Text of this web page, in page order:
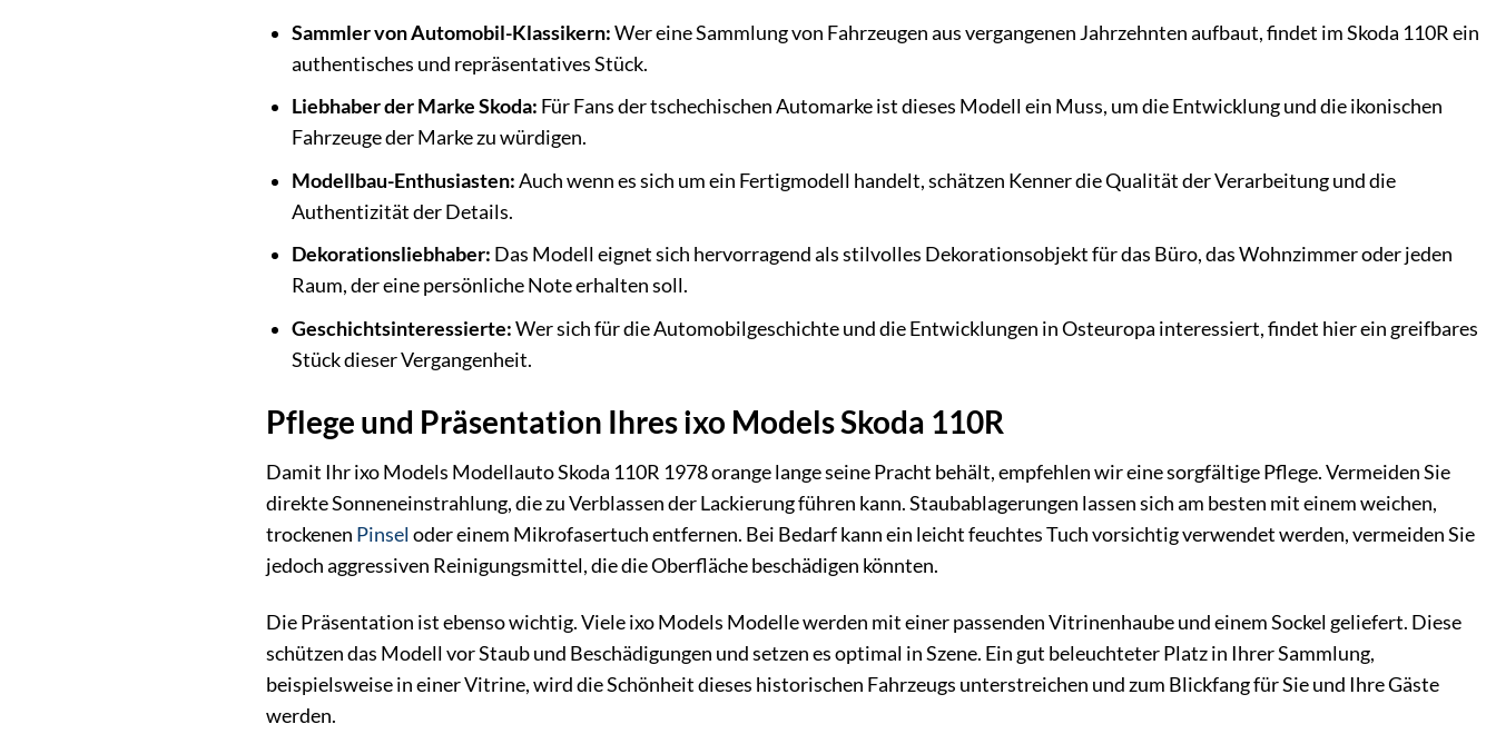
Sammler von Automobil-Klassikern:Wer eine Sammlung von Fahrzeugen aus vergangenen Jahrzehnten aufbaut, findet im Skoda 110R ein
authentisches und repräsentatives Stück.
Liebhaber der Marke Skoda: Für Fans der tschechischen Automarke ist dieses Modell ein Muss, um die Entwicklung und die ikonischen
Fahrzeuge der Marke zu würdigen.
Modellbau-Enthusiasten:Auch wenn es sich um ein Fertigmodell handelt, schätzen Kenner die Qualität der Verarbeitung und die
Authentizität der Details.
Dekorationsliebhaber: Das Modell eignet sich hervorragend als stilvolles Dekorationsobjekt für das Büro, das Wohnzimmer oder jeden
Raum, der eine persönliche Note erhalten soll.
Geschichtsinteressierte:Wer sich für die Automobilgeschichte und die Entwicklungen in Osteuropa interessiert, findet hier ein greifbares
Stück dieser Vergangenheit.
Pflege und Präsentation Ihres ixo Models Skoda 110R
Damit Ihr ixo Models Modellauto Skoda 110R 1978 orange lange seine Pracht behält, empfehlen wir eine sorgfältige Pflege. Vermeiden Sie
direkte Sonneneinstrahlung, die zu Verblassen der Lackierung führen kann. Staubablagerungen lassen sich am besten mit einem weichen,
trockenen Pinseloder einem Mikrofasertuch entfernen. Bei Bedarf kann ein leicht feuchtes Tuch vorsichtig verwendet werden, vermeiden Sie
jedoch aggressiven Reinigungsmittel, die die Oberfläche beschädigen könnten.
Die Präsentation ist ebenso wichtig. Viele ixo Models Modelle werden mit einer passenden Vitrinenhaube und einem Sockel geliefert. Diese
schützen das Modell vor Staub und Beschädigungen und setzen es optimal in Szene. Ein gut beleuchteter Platz in Ihrer Sammlung,
beispielsweise in einer Vitrine, wird die Schönheit dieses historischen Fahrzeugs unterstreichen und zum Blickfang für Sie und Ihre Gäste
werden.